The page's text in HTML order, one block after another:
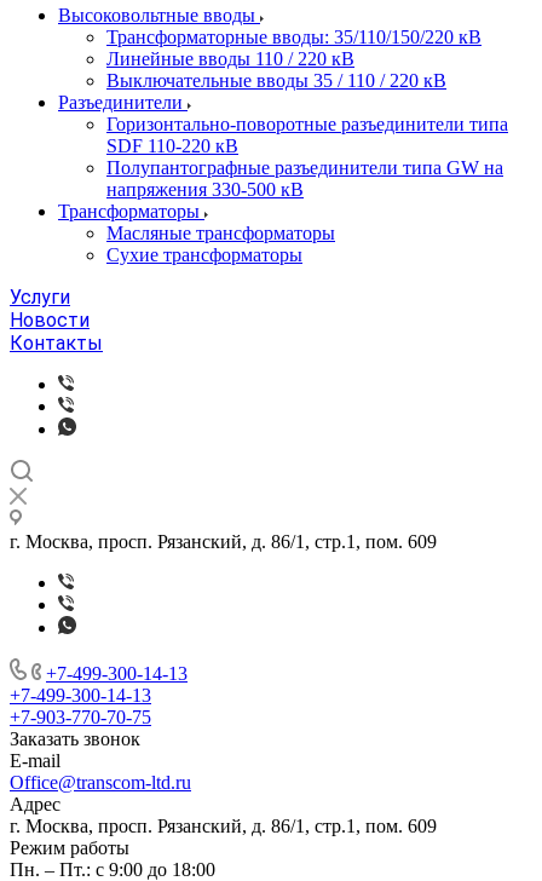
Высоковольтные вводы
Трансформаторные вводы: 35/110/150/220 кВ
Линейные вводы 110 / 220 кВ
Выключательные вводы 35 / 110 / 220 кВ
Разъединители
Горизонтально-поворотные разъединители типа
SDF 110-220 кВ
Полупантографные разъединители типа GW на
напряжения 330-500 кВ
Трансформаторы
Масляные трансформаторы
Сухие трансформаторы
Услуги
Новости
Контакты
г. Москва, просп. Рязанский, д. 86/1, стр.1, пом. 609
+7-499-300-14-13
+7-499-300-14-13
+7-903-770-70-75
Заказать звонок
E-mail
Office@transcom-ltd.ru
Адрес
г. Москва, просп. Рязанский, д. 86/1, стр.1, пом. 609
Режим работы
Пн. – Пт.: с 9:00 до 18:00